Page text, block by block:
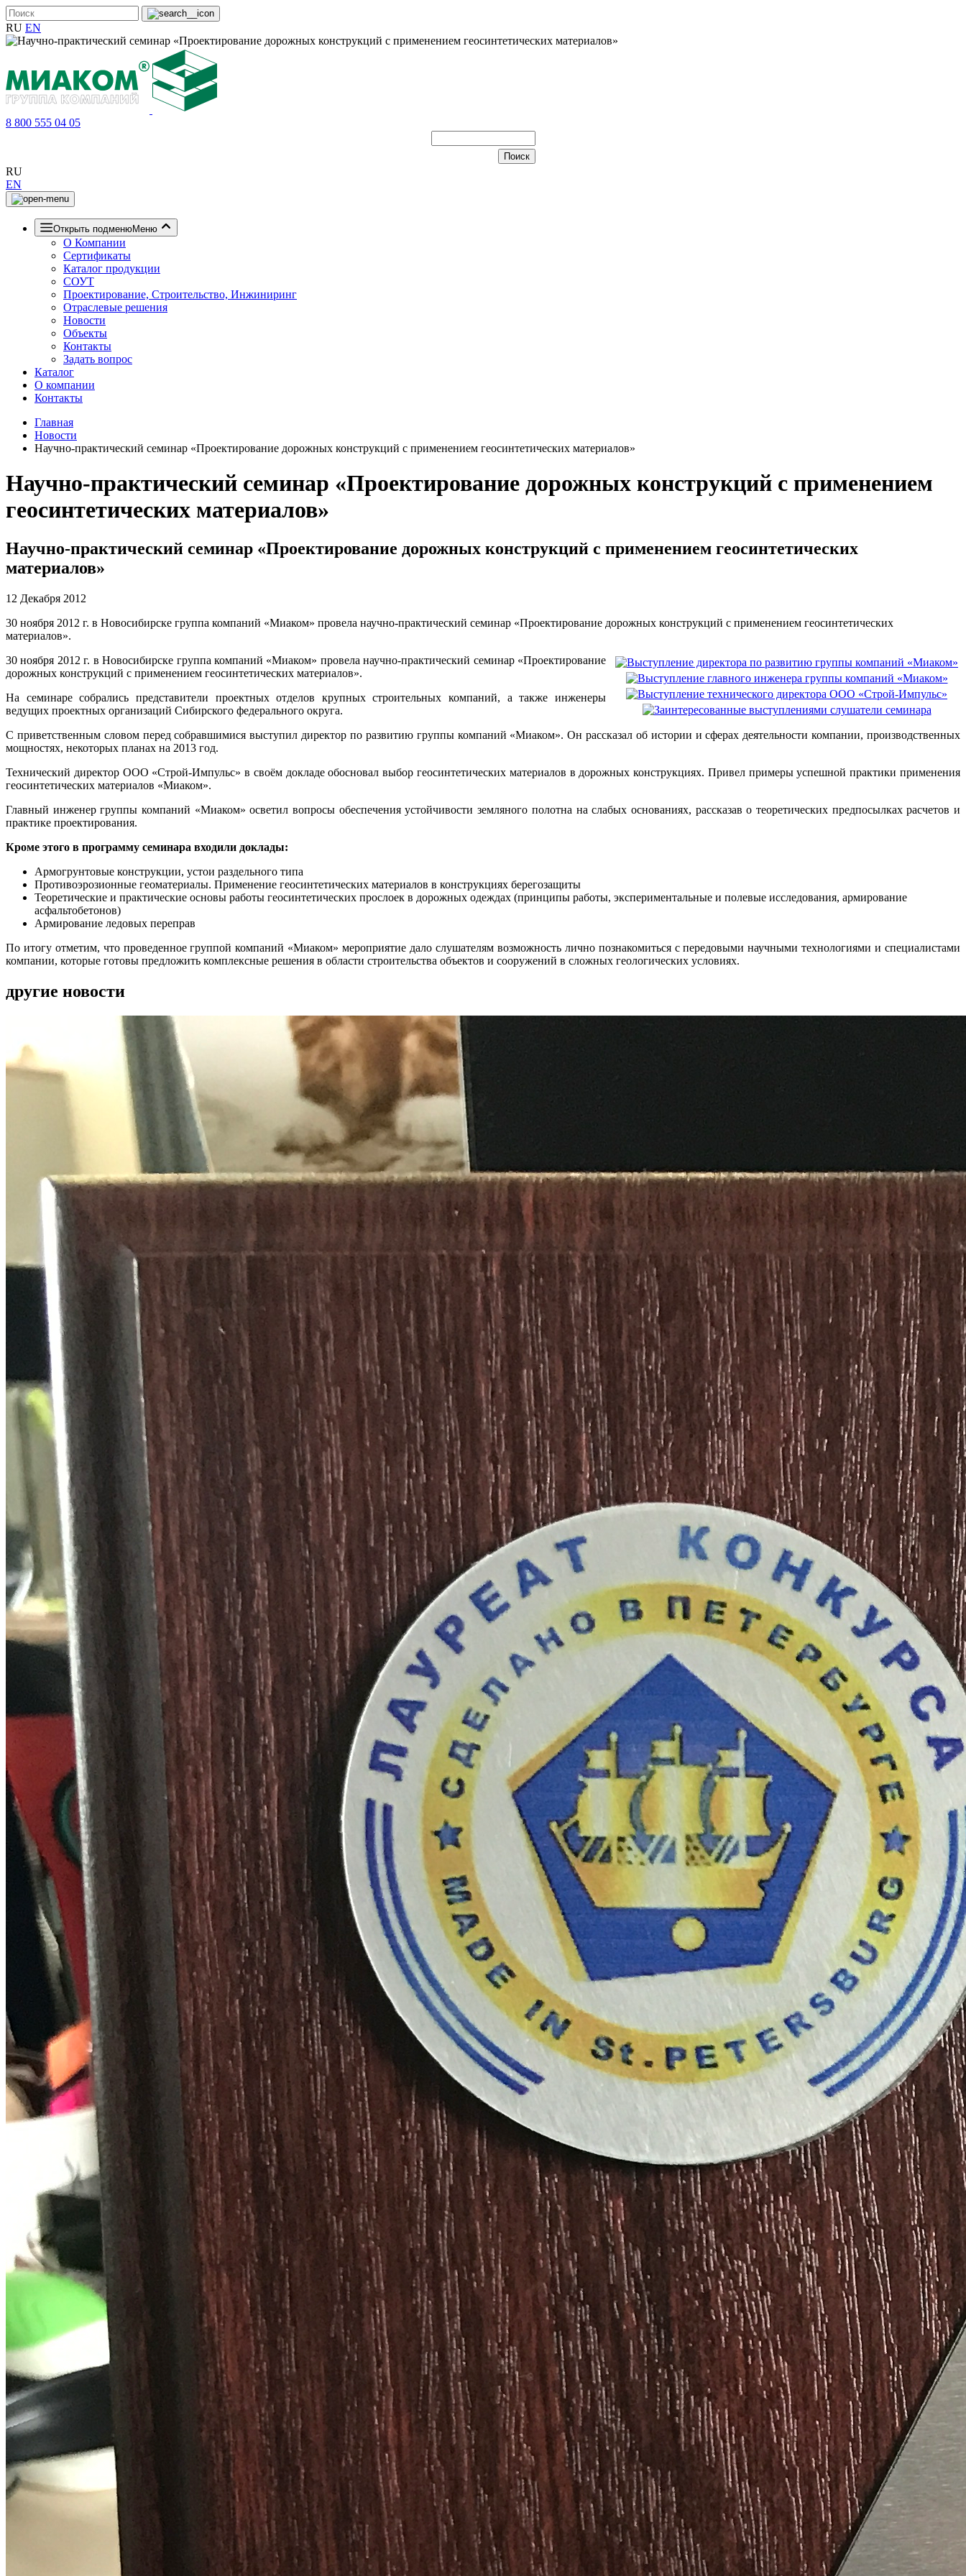
RU EN
8 800 555 04 05
RU
EN
Открыть подменюМеню
О Компании
Сертификаты
Каталог продукции
СОУТ
Проектирование, Строительство, Инжиниринг
Отраслевые решения
Новости
Объекты
Контакты
Задать вопрос
Каталог
О компании
Контакты
Главная
Новости
Научно-практический семинар «Проектирование дорожных конструкций с применением геосинтетических материалов»
Научно-практический семинар «Проектирование дорожных конструкций с применением
геосинтетических материалов»
Научно-практический семинар «Проектирование дорожных конструкций с применением геосинтетических
материалов»
12 Декабря 2012
30 ноября 2012 г. в Новосибирске группа компаний «Миаком» провела научно-практический семинар «Проектирование дорожных конструкций с применением геосинтетических
материалов».
30 ноября 2012 г. в Новосибирске группа компаний «Миаком» провела научно-практический семинар «Проектирование
дорожных конструкций с применением геосинтетических материалов».
На семинаре собрались представители проектных отделов крупных строительных компаний, а также инженеры
ведущих проектных организаций Сибирского федерального округа.
С приветственным словом перед собравшимися выступил директор по развитию группы компаний «Миаком». Он рассказал об истории и сферах деятельности компании, производственных
мощностях, некоторых планах на 2013 год.
Технический директор ООО «Строй-Импульс» в своём докладе обосновал выбор геосинтетических материалов в дорожных конструкциях. Привел примеры успешной практики применения
геосинтетических материалов «Миаком».
Главный инженер группы компаний «Миаком» осветил вопросы обеспечения устойчивости земляного полотна на слабых основаниях, рассказав о теоретических предпосылках расчетов и
практике проектирования.
Кроме этого в программу семинара входили доклады:
Армогрунтовые конструкции, устои раздельного типа
Противоэрозионные геоматериалы. Применение геосинтетических материалов в конструкциях берегозащиты
Теоретические и практические основы работы геосинтетических прослоек в дорожных одеждах (принципы работы, экспериментальные и полевые исследования, армирование
асфальтобетонов)
Армирование ледовых переправ
По итогу отметим, что проведенное группой компаний «Миаком» мероприятие дало слушателям возможность лично познакомиться с передовыми научными технологиями и специалистами
компании, которые готовы предложить комплексные решения в области строительства объектов и сооружений в сложных геологических условиях.
другие новости